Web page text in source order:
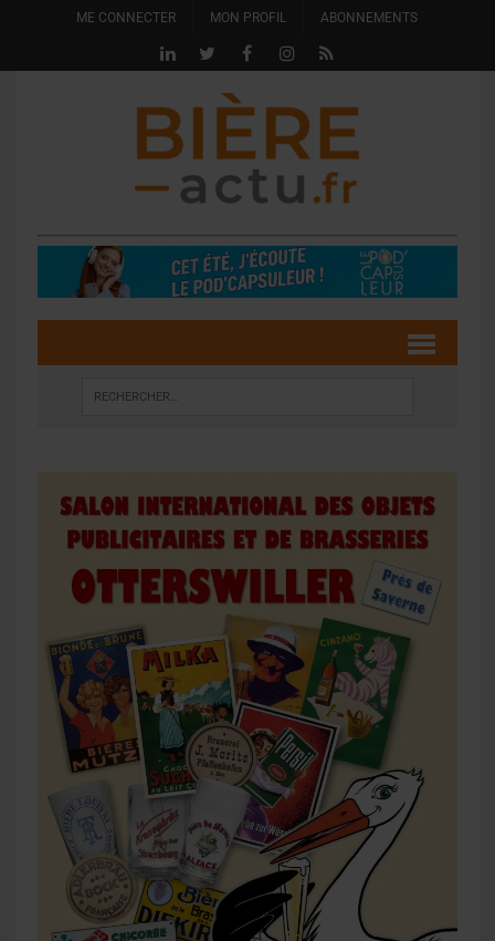
ME CONNECTER MON PROFIL ABONNEMENTS